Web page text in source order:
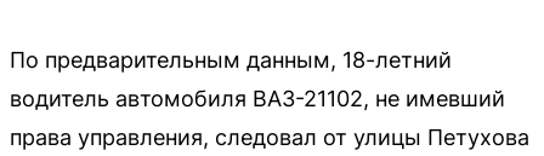
По предварительным данным, 18-летний
водитель автомобиля ВАЗ-21102, не имевший
права управления, следовал от улицы Петухова